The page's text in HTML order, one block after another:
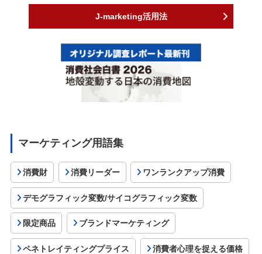
J-marketing活用法
マーケティング用語集
消費財 消費リーダー ワンランクアップ消費
デモグラフィック変数/サイコグラフィック変数
限定商品 ブランドマーケティング
ペネトレイティングプライス 消費者心理を捉える価格